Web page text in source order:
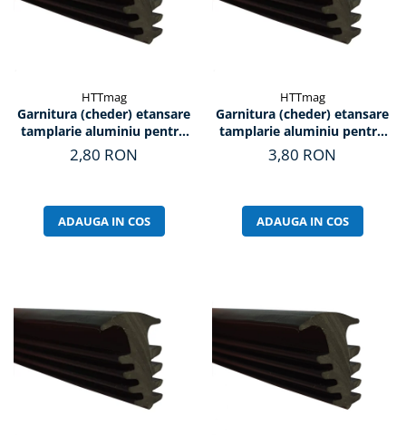
HTTmag
Garnitura (cheder) etansare
tamplarie aluminiu pentru
sticla, T11 (2mm)
2,80 RON
ADAUGA IN COS
HTTmag
Garnitura (cheder) etansare
tamplarie aluminiu pentru
sticla, T10 (3mm)
3,80 RON
ADAUGA IN COS